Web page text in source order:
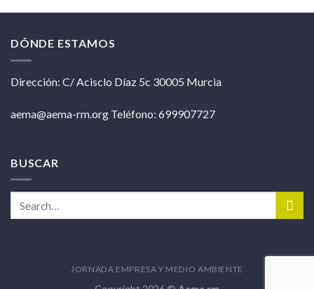
DÓNDE ESTAMOS
Dirección: C/ Acisclo Díaz 5c 30005 Murcia
aema@aema-rm.org Teléfono: 699907727
BUSCAR
JORNADA EMPRESA Y MEDIO AMBIENTE